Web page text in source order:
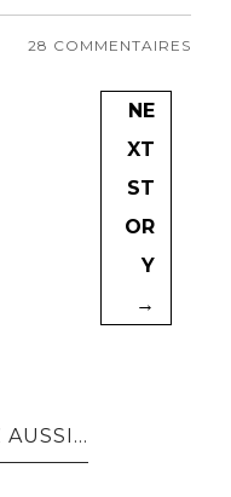
28 COMMENTAIRES
NE
XT
ST
OR
Y
→